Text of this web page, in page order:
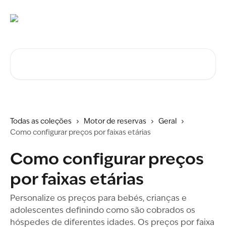
Todas as coleções Motor de reservas
Geral
Como configurar preços por faixas etárias
Como configurar preços
por faixas etárias
Personalize os preços para bebés, crianças e
adolescentes definindo como são cobrados os
hóspedes de diferentes idades. Os preços por faixa